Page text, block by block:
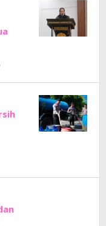
Junaedi